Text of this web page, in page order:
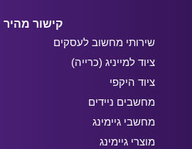
קישור מהיר
שירותי מחשוב לעסקים
ציוד למייניג (כרייה)
ציוד היקפי
מחשבים ניידים
מחשבי גיימינג
מוצרי גיימינג